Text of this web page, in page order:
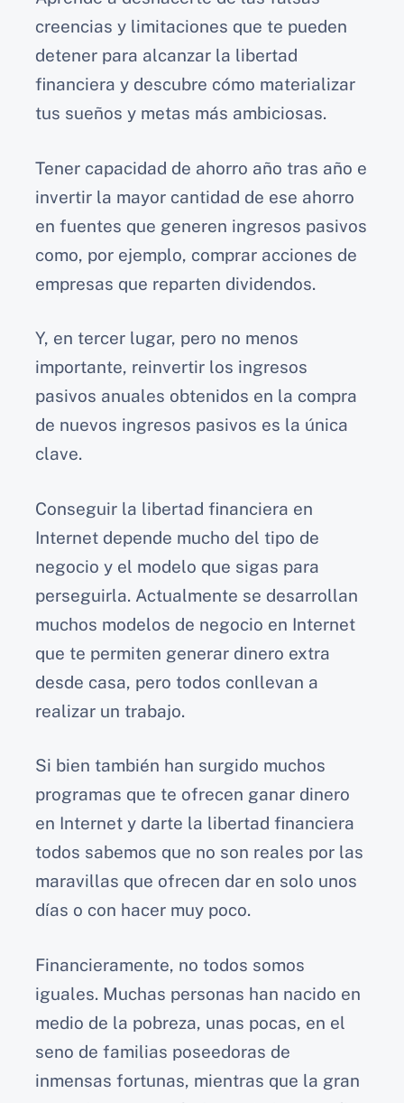
creencias y limitaciones que te pueden
detener para alcanzar la libertad
financiera y descubre cómo materializar
tus sueños y metas más ambiciosas.
Tener capacidad de ahorro año tras año e
invertir la mayor cantidad de ese ahorro
en fuentes que generen ingresos pasivos
como, por ejemplo, comprar acciones de
empresas que reparten dividendos.
Y, en tercer lugar, pero no menos
importante, reinvertir los ingresos
pasivos anuales obtenidos en la compra
de nuevos ingresos pasivos es la única
clave.
Conseguir la libertad financiera en
Internet depende mucho del tipo de
negocio y el modelo que sigas para
perseguirla. Actualmente se desarrollan
muchos modelos de negocio en Internet
que te permiten generar dinero extra
desde casa, pero todos conllevan a
realizar un trabajo.
Si bien también han surgido muchos
programas que te ofrecen ganar dinero
en Internet y darte la libertad financiera
todos sabemos que no son reales por las
maravillas que ofrecen dar en solo unos
días o con hacer muy poco.
Financieramente, no todos somos
iguales. Muchas personas han nacido en
medio de la pobreza, unas pocas, en el
seno de familias poseedoras de
inmensas fortunas, mientras que la gran